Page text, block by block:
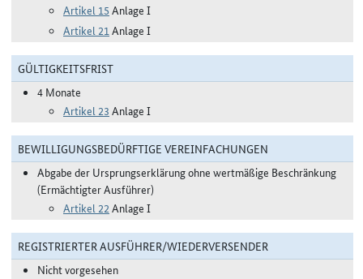
Artikel 15 Anlage I
Artikel 21Anlage I
GÜLTIGKEITSFRIST
4 Monate
Artikel 23 Anlage I
BEWILLIGUNGSBEDÜRFTIGE VEREINFACHUNGEN
Abgabe der Ursprungserklärung ohne wertmäßige Beschränkung
(Ermächtigter Ausführer)
Artikel 22 Anlage I
REGISTRIERTER AUSFÜHRER/WIEDERVERSENDER
Nicht vorgesehen